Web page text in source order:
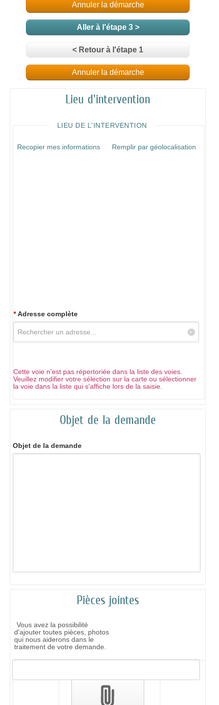
Annuler la démarche
Aller à l'étape 3 >
< Retour à l'étape 1
Annuler la démarche
Lieu d'intervention
LIEU DE L'INTERVENTION
Recopier mes informations Remplir par géolocalisation
*Adresse complète
Cette voie n'est pas répertoriée dans la liste des voies.
Veuillez modifier votre sélection sur la carte ou sélectionner
la voie dans la liste qui s'affiche lors de la saisie.
Objet de la demande
Objet de la demande
Pièces jointes
Vous avez la possibilité
d'ajouter toutes pièces, photos
qui nous aiderons dans le
traitement de votre demande.
Validation
pièces